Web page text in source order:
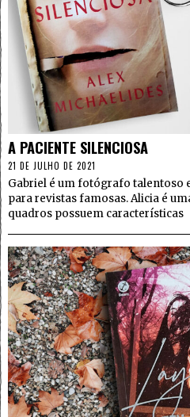
A PACIENTE SILENCIOSA
21 DE JULHO DE 2021
Gabriel é um fotógrafo talentoso
para revistas famosas. Alicia é
quadros possuem características